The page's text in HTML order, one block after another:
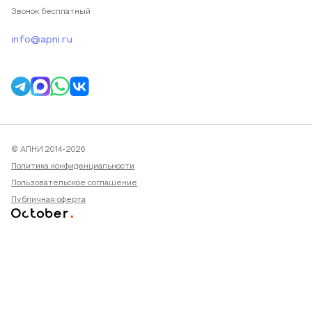
Звонок бесплатный
info@apni.ru
© АПНИ 2014-2026
Политика конфиденциальности
Пользовательское соглашение
Публичная оферта